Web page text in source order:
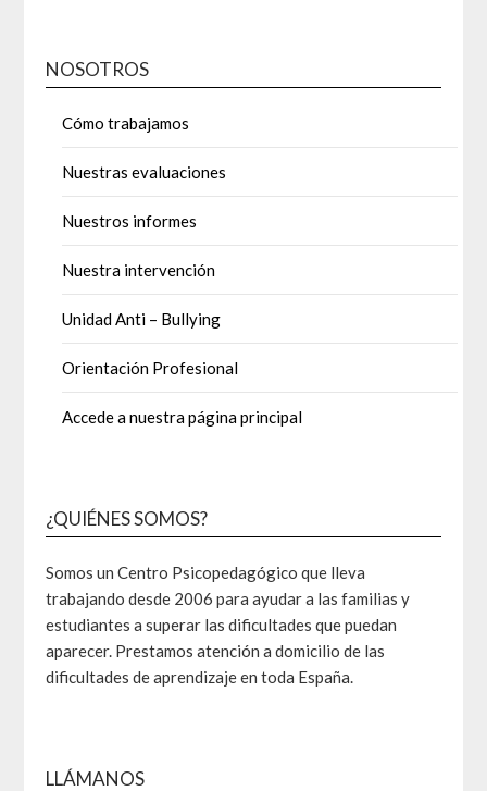
NOSOTROS
Cómo trabajamos
Nuestras evaluaciones
Nuestros informes
Nuestra intervención
Unidad Anti – Bullying
Orientación Profesional
Accede a nuestra página principal
¿QUIÉNES SOMOS?
Somos un Centro Psicopedagógico que lleva
trabajando desde 2006 para ayudar a las familias y
estudiantes a superar las dificultades que puedan
aparecer. Prestamos atención a domicilio de las
dificultades de aprendizaje en toda España.
LLÁMANOS